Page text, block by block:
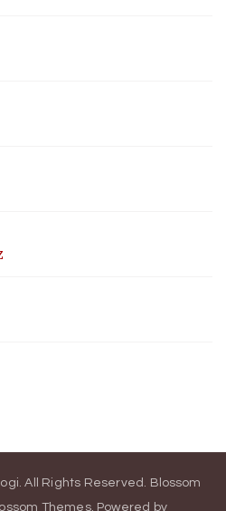
. All Rights Reserved. Blossom
Themes. Powered by